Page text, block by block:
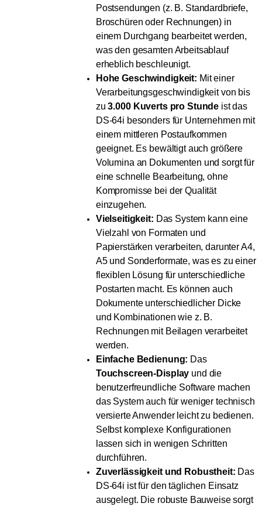
Postsendungen (z. B. Standardbriefe,
Broschüren oder Rechnungen) in
einem Durchgang bearbeitet werden,
was den gesamten Arbeitsablauf
erheblich beschleunigt.
Hohe Geschwindigkeit: Mit einer
Verarbeitungsgeschwindigkeit von bis
zu3.000 Kuverts pro Stunde ist das
DS-64i besonders für Unternehmen mit
einem mittleren Postaufkommen
geeignet. Es bewältigt auch größere
Volumina an Dokumenten und sorgt für
eine schnelle Bearbeitung, ohne
Kompromisse bei der Qualität
einzugehen.
Vielseitigkeit: Das System kann eine
Vielzahl von Formaten und
Papierstärken verarbeiten, darunter A4,
A5 und Sonderformate, was es zu einer
flexiblen Lösung für unterschiedliche
Postarten macht. Es können auch
Dokumente unterschiedlicher Dicke
und Kombinationen wie z. B.
Rechnungen mit Beilagen verarbeitet
werden.
Einfache Bedienung: Das
Touchscreen-Display und die
benutzerfreundliche Software machen
das System auch für weniger technisch
versierte Anwender leicht zu bedienen.
Selbst komplexe Konfigurationen
lassen sich in wenigen Schritten
durchführen.
Zuverlässigkeit und Robustheit: Das
DS-64i ist für den täglichen Einsatz
ausgelegt. Die robuste Bauweise sorgt